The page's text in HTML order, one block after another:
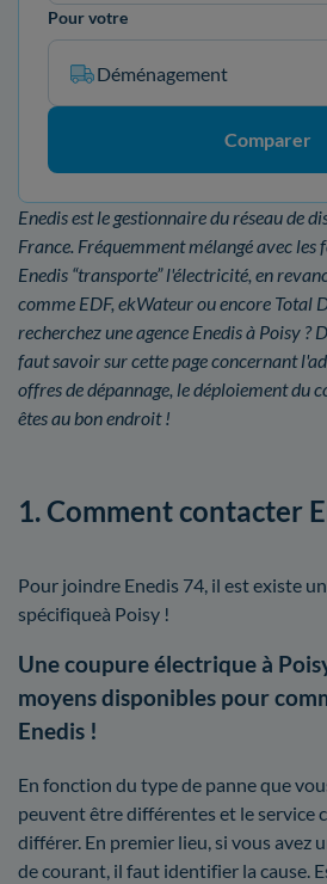
Pour votre
Déménagement
Comparer
Enedis est le gestionnaire du réseau de
France. Fréquemment mélangé avec les
Enedis “transporte” l'électricité, en
comme EDF, ekWateur ou encore Total
recherchez une agence Enedis à Poisy ?
faut savoir sur cette page concernant
offres de dépannage, le déploiement du
êtes au bon endroit !
1. Comment contacter
Pour joindre Enedis 74, il est existe
spécifiqueà Poisy !
Une coupure électrique à
moyens disponibles pour
Enedis !
En fonction du type de panne que
peuvent être différentes et le service
différer. En premier lieu, si vous avez
de courant, il faut identifier la cause.